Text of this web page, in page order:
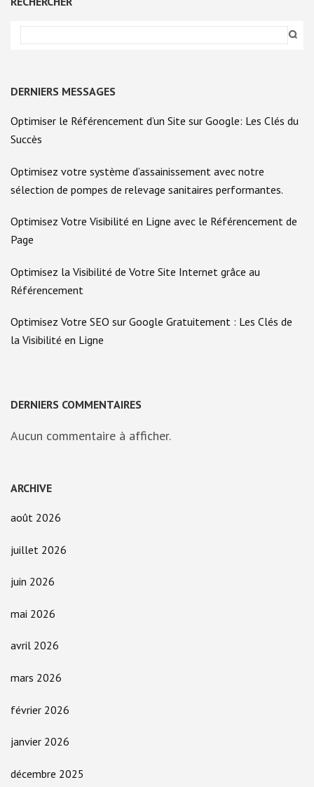
DERNIERS MESSAGES
Optimiser le Référencement d’un Site sur Google: Les Clés du
Succès
Optimisez votre système d’assainissement avec notre
sélection de pompes de relevage sanitaires performantes.
Optimisez Votre Visibilité en Ligne avec le Référencement de
Page
Optimisez la Visibilité de Votre Site Internet grâce au
Référencement
Optimisez Votre SEO sur Google Gratuitement : Les Clés de
la Visibilité en Ligne
DERNIERS COMMENTAIRES
Aucun commentaire à afficher.
ARCHIVE
août 2026
juillet 2026
juin 2026
mai 2026
avril 2026
mars 2026
février 2026
janvier 2026
décembre 2025